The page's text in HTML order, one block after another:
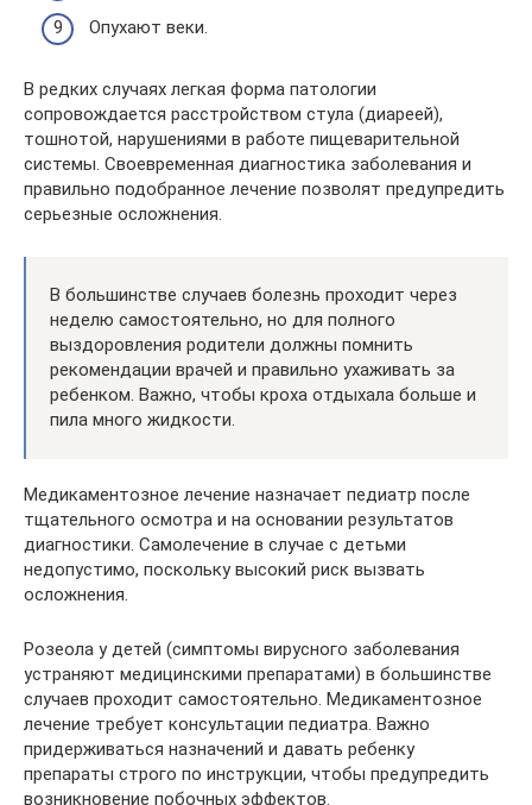
Опухают веки.
В редких случаях легкая форма патологии
сопровождается расстройством стула (диареей),
тошнотой, нарушениями в работе пищеварительной
системы. Своевременная диагностика заболевания и
правильно подобранное лечение позволят предупредить
серьезные осложнения.
В большинстве случаев болезнь проходит через
неделю самостоятельно, но для полного
выздоровления родители должны помнить
рекомендации врачей и правильно ухаживать за
ребенком. Важно, чтобы кроха отдыхала больше и
пила много жидкости.
Медикаментозное лечение назначает педиатр после
тщательного осмотра и на основании результатов
диагностики. Самолечение в случае с детьми
недопустимо, поскольку высокий риск вызвать
осложнения.
Розеола у детей (симптомы вирусного заболевания
устраняют медицинскими препаратами) в большинстве
случаев проходит самостоятельно. Медикаментозное
лечение требует консультации педиатра. Важно
придерживаться назначений и давать ребенку
препараты строго по инструкции, чтобы предупредить
возникновение побочных эффектов.